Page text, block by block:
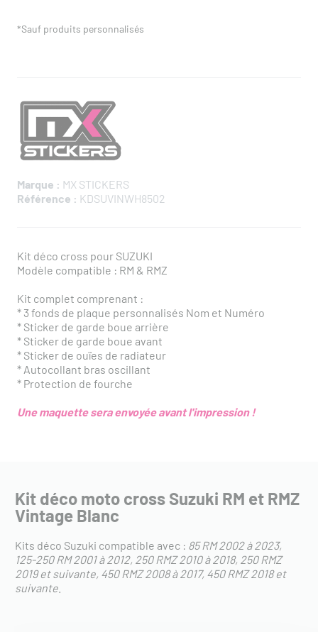
*Sauf produits personnalisés
Marque : MX STICKERS
Référence : KDSUVINWH8502
Kit déco cross pour SUZUKI
Modèle compatible : RM & RMZ
Kit complet comprenant :
* ​3 fonds de plaque personnalisés Nom et Numéro
* Sticker de garde boue arrière
* Sticker de garde boue avant
* Sticker de ouïes de radiateur
* Autocollant bras oscillant
* Protection de fourche
Une maquette sera envoyée avant l'impression !
Kit déco moto cross Suzuki RM et RMZ
Vintage Blanc
Kits déco Suzuki compatible avec : 85 RM 2002 à 2023
125-250 RM 2001 à 2012 250 RMZ 2010 à 2018 250 RMZ
2019 et suivante 450 RMZ 2008 à 2017 450 RMZ 2018 et
suivante